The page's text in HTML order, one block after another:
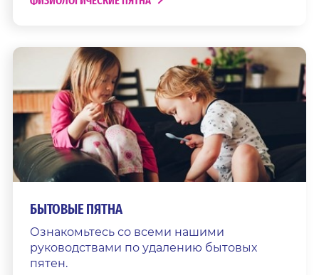
БЫТОВЫЕ ПЯТНА
Ознакомьтесь со всеми нашими
руководствами по удалению бытовых
пятен.